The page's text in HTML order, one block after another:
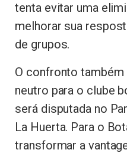
tenta evitar uma
melhorar sua
de grupos.
O confronto
neutro para o clube
será disputada no
La Huerta. Para o
transformar a